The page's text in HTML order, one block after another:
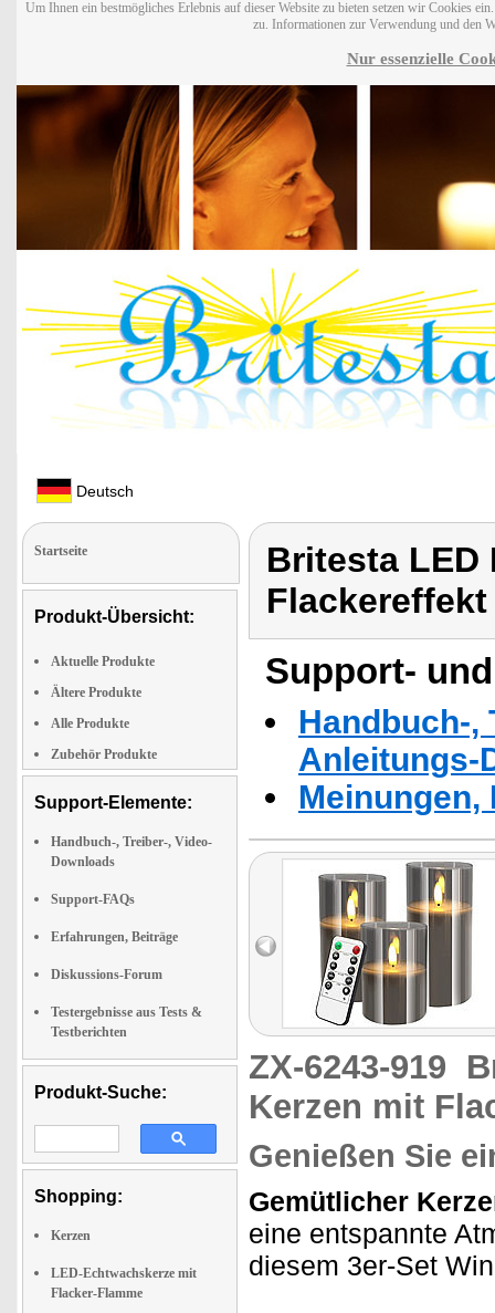
Um Ihnen ein bestmögliches Erlebnis auf dieser Website zu bieten setzen wir Cookies
zu. Informationen zur Verwendung und den
Nur essenzielle
Deutsch
Startseite
Produkt-Übersicht:
Aktuelle Produkte
Ältere Produkte
Alle Produkte
Zubehör Produkte
Support-Elemente:
Handbuch-, Treiber-, Video-
Downloads
Support-FAQs
Erfahrungen, Beiträge
Diskussions-Forum
Testergebnisse aus Tests &
Testberichten
Produkt-Suche:
Shopping:
Kerzen
LED-Echtwachskerze mit
Flacker-Flamme
Britesta LED
Flackereffekt
Support-
Handbuch-,
Anleitungs-
ZX-6243-919
Kerzen mit
Genießen Sie
Gemütlicher
eine entspannte
diesem 3er-Set